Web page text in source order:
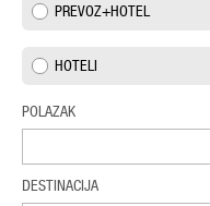
PREVOZ+HOTEL
HOTELI
POLAZAK
DESTINACIJA